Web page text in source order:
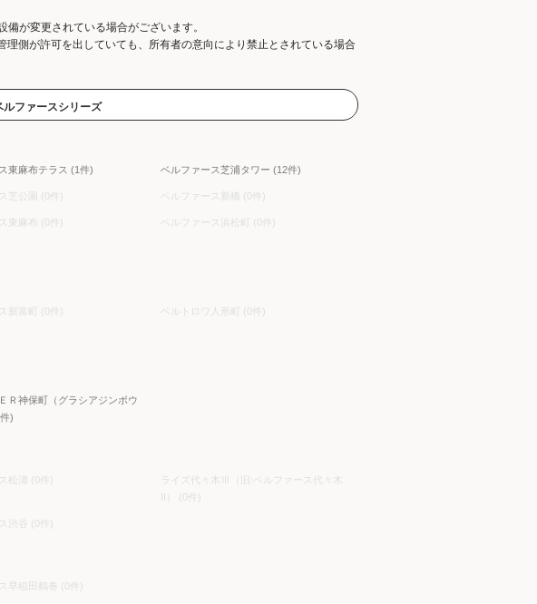
が変更されている場合がございます。
側が許可を出していても、所有者の意向により禁止とされている場合
ルファースシリーズ
東麻布テラス (1件) ベルファース芝浦タワー (12件)
芝公園 (0件) ベルファース新橋 (0件)
東麻布 (0件) ベルファース浜松町 (0件)
新富町 (0件) ベルトロワ人形町 (0件)
Ｒ神保町（グラシアジンボウ
)
松濤 (0件)
ライズ代々木Ⅲ（旧:ベルファース代々木
II） (0件)
渋谷 (0件)
早稲田鶴巻 (0件)